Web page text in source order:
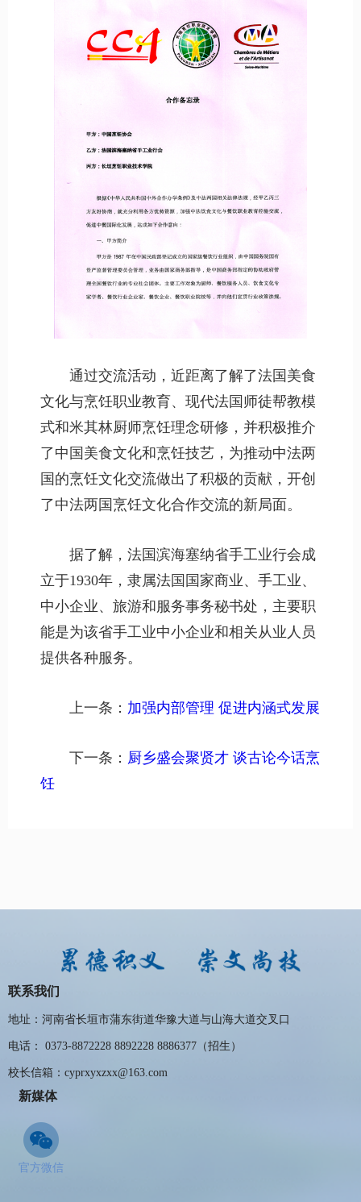
通过交流活动，近距离了解了法国美食
文化与烹饪职业教育、现代法国师徒帮教模
式和米其林厨师烹饪理念研修，并积极推介
了中国美食文化和烹饪技艺，为推动中法两
国的烹饪文化交流做出了积极的贡献，开创
了中法两国烹饪文化合作交流的新局面。
据了解，法国滨海塞纳省手工业行会成
立于1930年，隶属法国国家商业、手工业、
中小企业、旅游和服务事务秘书处，主要职
能是为该省手工业中小企业和相关从业人员
提供各种服务。
上一条： 加强内部管理 促进内涵式发展
下一条： 厨乡盛会聚贤才 谈古论今话烹
饪
联系我们
地址：河南省长垣市蒲东街道华豫大道与山海大道交叉口
电话： 0373-8872228 8892228 8886377（招生）
校长信箱：cyprxyxzxx@163.com
新媒体
官方微信